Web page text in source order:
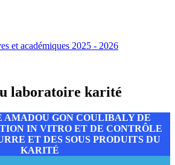
et académiques 2025 - 2026
laboratoire karité
AMADOU GON COULIBALY DE
IN VITRO ET DE CONTRÔLE
ET DES SOUS PRODUITS DU
KARITÉ